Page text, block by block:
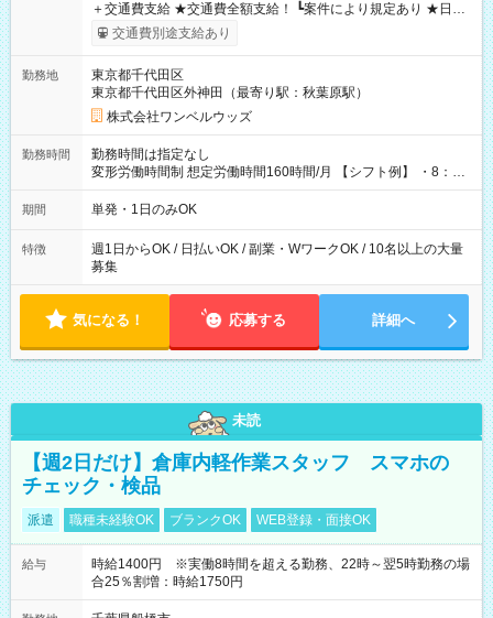
＋交通費支給 ★交通費全額支給！ ┗案件により規定あり ★日払
いOK！（規定あり） ┗働いたその日に現金GET♪ お仕事後はコ
ンビニATMから 日払い分を引き落とせます！ 【試用期間】試
交通費別途支給あり
勤務地
東京都千代田区
東京都千代田区外神田（最寄り駅：秋葉原駅）
株式会社ワンベルウッズ
勤務時間
勤務時間は指定なし
変形労働時間制 想定労働時間160時間/月 【シフト例】 ・8：00
～21：00
期間 単発・1日のみOK
特徴
週1日からOK / 日払いOK / 副業・WワークOK / 10名以上の大量
募集
気になる！ 応募する 詳細へ
未読
【週2日だけ】倉庫内軽作業スタッフ スマホの
チェック・検品
派遣 職種未経験OK ブランクOK WEB登録・面接OK
給与
時給1400円 ※実働8時間を超える勤務、22時～翌5時勤務の場
合25％割増：時給1750円